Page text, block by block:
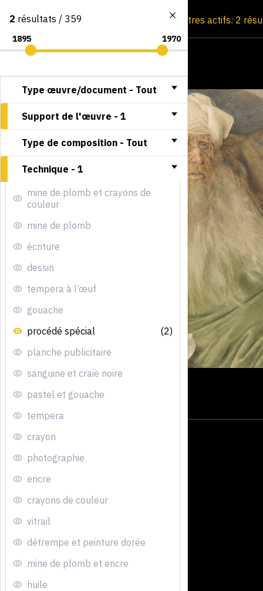
Consultation par image Filtres actifs: 2
2 résultats / 359
Type œuvre/document - Tout
Support de l'œuvre - 1
Type de composition - Tout
Technique - 1
mine de plomb et crayons de
couleur
mine de plomb
écriture
dessin
tempera à l’œuf
gouache
procédé spécial
(2)
planche publicitaire
sanguine et craie noire
pastel et gouache
tempera
crayon
photographie
encre
crayons de couleur
vitrail
détrempe et peinture dorée
mine de plomb et encre
huile